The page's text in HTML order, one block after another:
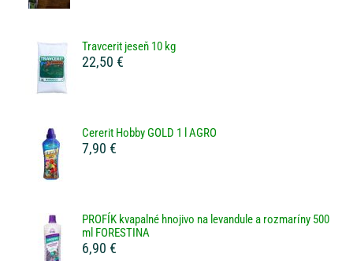
Travcerit jeseň 10 kg
22,50 €
Cererit Hobby GOLD 1 l AGRO
7,90 €
PROFÍK kvapalné hnojivo na levandule a rozmaríny 500
ml FORESTINA
6,90 €